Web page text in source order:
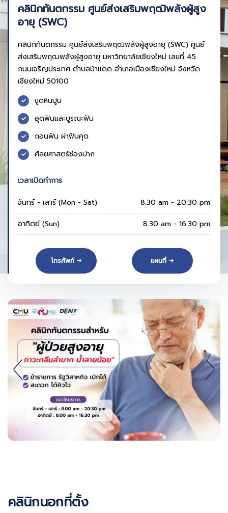
คลินิกทันตกรรม ศูนย์ส่งเสริมพฤฒิพลังผู้สูง
อายุ (SWC)
คลินิกทันตกรรม ศูนย์ส่งเสริมพฤฒิพลังผู้สูงอายุ (SWC) ศูนย์
ส่งเสริมพฤฒพลังผู้สูงอายุ มหาวิทยาลัยเชียงใหม่ เลขที่ 45
ถนนเจริญประเทศ ตำบลป่าแดด อำเภอเมืองเชียงใหม่ จังหวัด
เชียงใหม่ 50100
ขูดหินปูน
อุดฟันและบูรณะฟัน
ถอนฟัน ผ่าฟันคุด
ศัลยศาสตร์ช่องปาก
เวลาเปิดทำการ
จันทร์ - เสาร์ (Mon - Sat)
8.30 am - 20:30 pm
อาทิตย์ (Sun)
8.30 am - 16:30 pm
โทรศัพท์ แผนที่
คลินิกนอกที่ตั้ง